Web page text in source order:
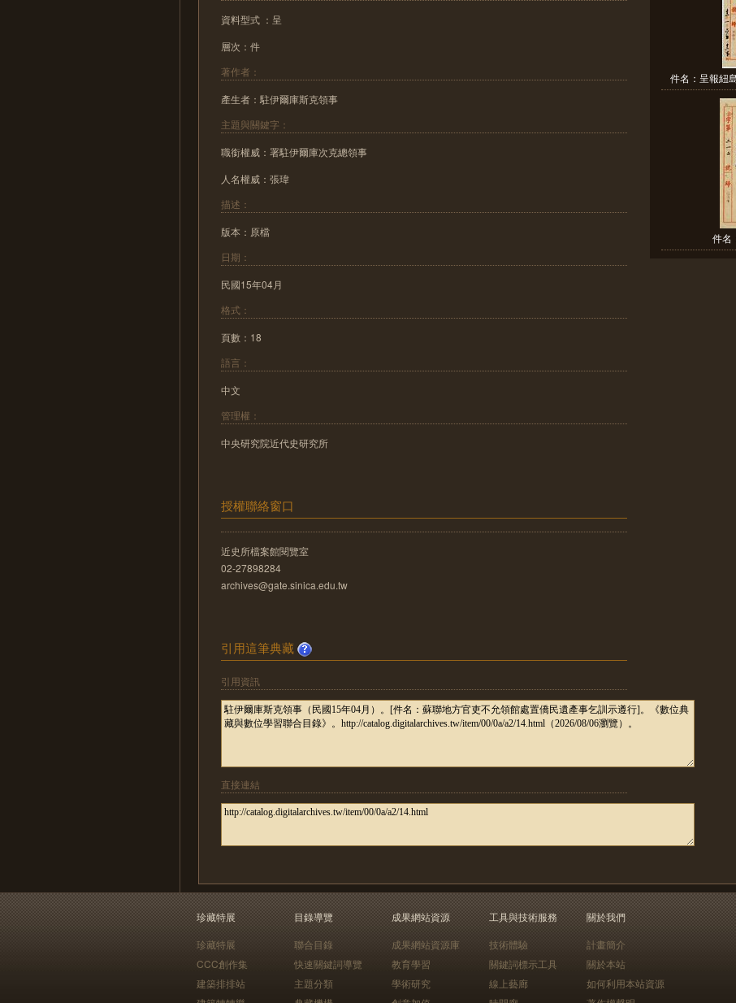
資料型式 ：呈
層次：件
著作者：
產生者：駐伊爾庫斯克領事
主題與關鍵字：
職銜權威：署駐伊爾庫次克總領事
人名權威：張瑋
描述：
版本：原檔
日期：
民國15年04月
格式：
頁數：18
語言：
中文
管理權：
中央研究院近代史研究所
授權聯絡窗口
近史所檔案館閱覽室
02-27898284
archives@gate.sinica.edu.tw
引用這筆典藏
引用資訊
直接連結
件名：呈報紐
件名
珍藏特展
珍藏特展
CCC創作集
建築排排站
目錄導覽
聯合目錄
快速關鍵詞導覽
主題分類
成果網站資源
成果網站資源庫
教育學習
學術研究
工具與技術服務
技術體驗
關鍵詞標示工具
線上藝廊
關於我們
計畫簡介
關於本站
如何利用本站資源